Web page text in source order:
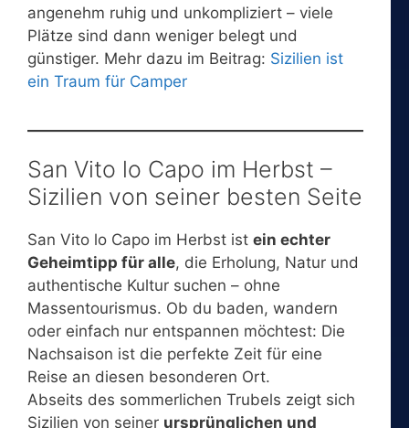
angenehm ruhig und unkompliziert – viele
Plätze sind dann weniger belegt und
günstiger. Mehr dazu im Beitrag: Sizilien ist
ein Traum für Camper
San Vito lo Capo im Herbst –
Sizilien von seiner besten Seite
San Vito lo Capo im Herbst ist ein echter
Geheimtipp für alle, die Erholung, Natur und
authentische Kultur suchen – ohne
Massentourismus. Ob du baden, wandern
oder einfach nur entspannen möchtest: Die
Nachsaison ist die perfekte Zeit für eine
Reise an diesen besonderen Ort.
Abseits des sommerlichen Trubels zeigt sich
Sizilien von seiner ursprünglichen und